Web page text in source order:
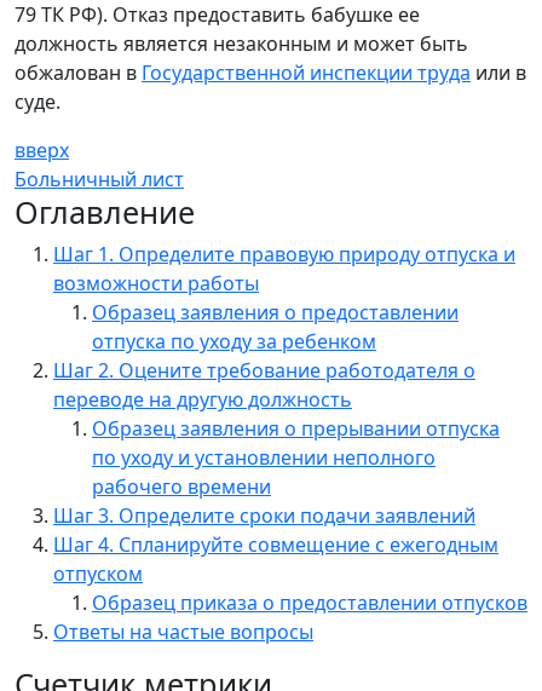
79 ТК РФ). Отказ предоставить бабушке ее
должность является незаконным и может быть
обжалован в Государственной инспекции труда или в
суде.
вверх
Больничный лист
Оглавление
Шаг 1. Определите правовую природу отпуска и
возможности работы
Образец заявления о предоставлении
отпуска по уходу за ребенком
Шаг 2. Оцените требование работодателя о
переводе на другую должность
Образец заявления о прерывании отпуска
по уходу и установлении неполного
рабочего времени
Шаг 3. Определите сроки подачи заявлений
Шаг 4. Спланируйте совмещение с ежегодным
отпуском
Образец приказа о предоставлении отпусков
Ответы на частые вопросы